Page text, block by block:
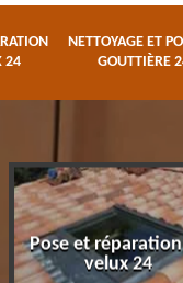
24
NETTOYAGE ET
GOUTTIÈRE
Pose et
velux 24